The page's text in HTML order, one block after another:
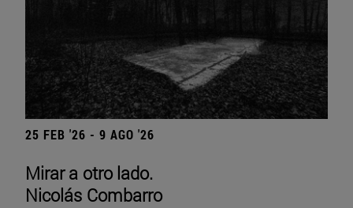
25 FEB '26 - 9 AGO '26
Mirar a otro lado.
Nicolás Combarro